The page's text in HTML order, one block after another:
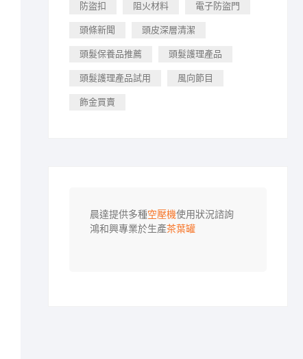
防盜扣 阻火材料 電子防盜門
頭條新聞 頭皮深層清潔
頭髮保養品推薦 頭髮護理產品
頭髮護理產品試用 風向節目
飾金買賣
晨達提供多種空壓機使用狀況諮詢
鴻和興專業於生產茶葉罐